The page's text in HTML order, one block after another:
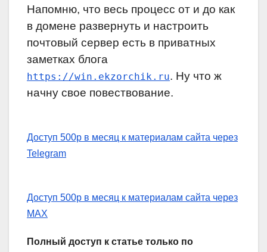
Напомню, что весь процесс от и до как
в домене развернуть и настроить
почтовый сервер есть в приватных
заметках блога
https://win.ekzorchik.ru. Ну что ж
начну свое повествование.
Доступ 500р в месяц к материалам сайта через
Telegram
Доступ 500р в месяц к материалам сайта через
MAX
Полный доступ к статье только по